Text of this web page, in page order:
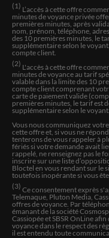
ISMAENE
Vanessa est une
dis à present est
très direct merci
CHANTAL
Merci à Vanessa !
NOELLE
Très très bien
BORIS
Elle à vue mon passé
(1) L’accès à cette offre
minutes de voyance privée
premières minutes, après
nom, prénom, téléphone,
des 10 premières minutes, le
supplémentaire selon le
compte client.
(2) L'accès à cette offre
minutes de voyance au tarif
valable dans la limite des 10
compte client comprenant
carte de paiement valide
premières minutes, le tarif est
supplémentaire selon le voyant.
Vous nous communiquez
cette offre et, si vous ne
tenterons de vous rappeler à
fériés si votre demande avait
rappelé, ne renseignez pas le
inscrire sur une liste
Bloctel en vous rendant sur le
toutefois inopérante si vous
(3) Ce consentement exprès
Telemaque, Pluton Media,
offres de voyance. Par
émanant de la société
Cassiopée et SBSR OnLine
voyance dans le respect des
il est entendu toute